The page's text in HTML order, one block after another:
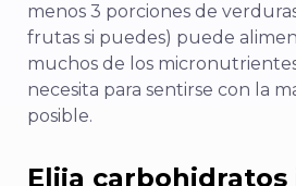
menos 3 porciones de
frutas si puedes) puede
muchos de los
necesita para sentirse con la
posible.
Elija